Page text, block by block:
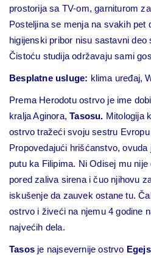
prostorija sa TV-om, garniturom
Posteljina se menja na svakih pet
higijenski pribor nisu sastavni deo
Čistoću studija održavaju sami
Besplatne usluge: klima uređaj,
Prema Herodotu ostrvo je ime
kralja Aginora,Tasosu. Mitologija
ostrvo tražeći svoju sestru
Propovedajući hrišćanstvo,
putu ka Filipima. Ni Odisej mu
pored zaliva sirena i čuo njihovu
iskušenje da zauvek ostane tu.
ostrvo i živeći na njemu 4 godine
najvećih dela.
Tasos je najsevernije ostrvo